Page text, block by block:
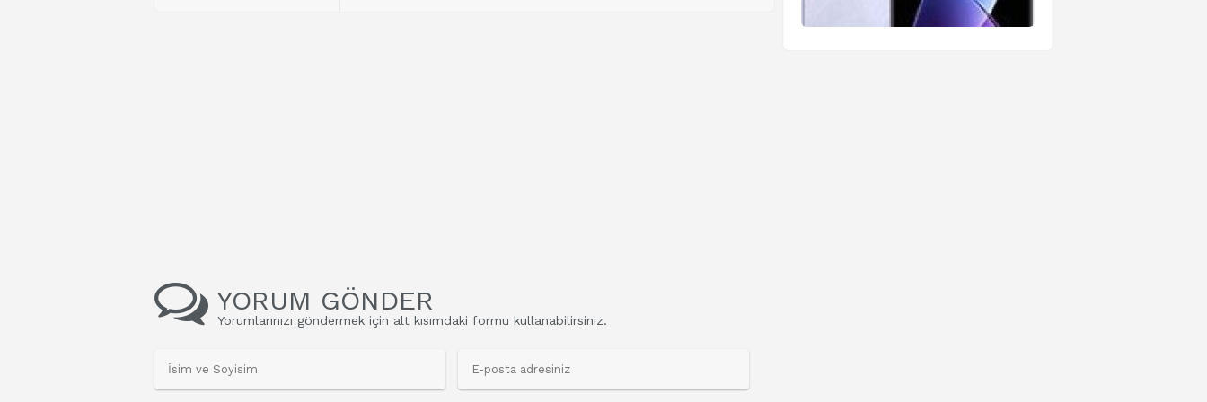
YORUM GÖNDER
Yorumlarınızı göndermek için alt kısımdaki formu kullanabilirsiniz.